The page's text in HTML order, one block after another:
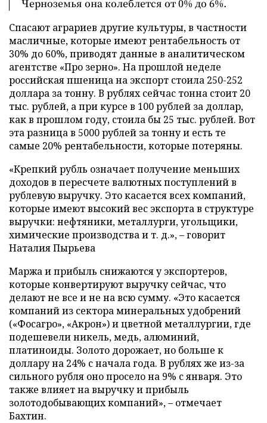
Черноземья она колеблется от 0% до 6%.
Спасают аграриев другие культуры, в частности
масличные, которые имеют рентабельность от
30% до 60%, приводят данные в аналитическом
агентстве «Про зерно». На прошлой неделе
российская пшеница на экспорт стоила 250-252
доллара за тонну. В рублях сейчас тонна стоит 20
тыс. рублей, а при курсе в 100 рублей за доллар,
как в прошлом году, стоила бы 25 тыс. рублей. Вот
эта разница в 5000 рублей за тонну и есть те
самые 20% рентабельности, которые потеряны.
«Крепкий рубль означает получение меньших
доходов в пересчете валютных поступлений в
рублевую выручку. Это касается всех компаний,
которые имеют высокий вес экспорта в структуре
выручки: нефтяники, металлурги, угольщики,
химические производства и т. д.», – говорит
Наталия Пырьева
Маржа и прибыль снижаются у экспортеров,
которые конвертируют выручку сейчас, что
делают не все и не на всю сумму. «Это касается
компаний из сектора минеральных удобрений
(«Фосагро», «Акрон») и цветной металлургии, где
подешевели никель, медь, алюминий,
платиноиды. Золото дорожает, но больше к
доллару на 24% с начала года. В рублях же из-за
сильного рубля оно просело на 9% с января. Это
также влияет на выручку и прибыль
золотодобывающих компаний», – отмечает
Бахтин.